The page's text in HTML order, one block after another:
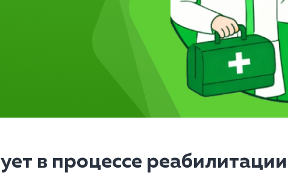
в процессе реабилитации